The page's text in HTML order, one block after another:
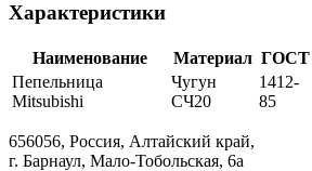
Характеристики
Наименование Материал ГОСТ
Пепельница
Mitsubishi
Чугун
СЧ20
1412-
85
656056, Россия, Алтайский край,
г. Барнаул, Мало-Тобольская, 6а